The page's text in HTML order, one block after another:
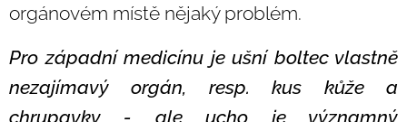
orgánovém místě nějaký problém.
Pro západní medicínu je ušní boltec vlastně
nezajímavý orgán, resp. kus kůže a
chrupavky - ale ucho je významný